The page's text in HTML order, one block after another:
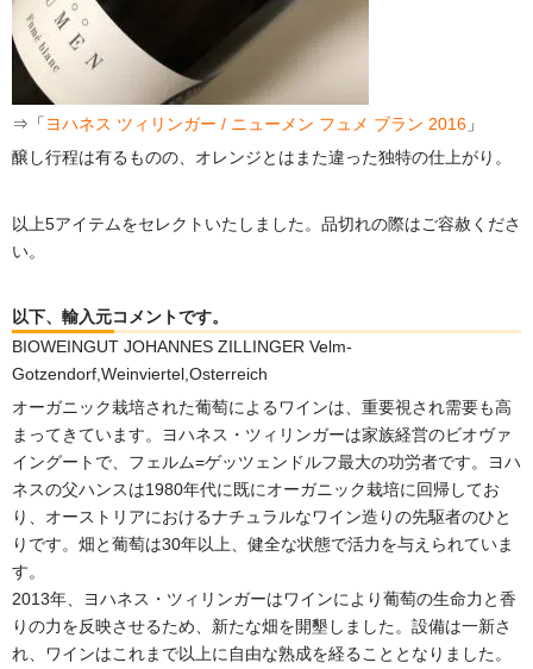
⇒「 ヨハネス ツィリンガー / ニューメン フュメ ブラン 2016 」
醸し行程は有るものの、オレンジとはまた違った独特の仕上がり。
以上5アイテムをセレクトいたしました。品切れの際はご容赦くださ
い。
以下、輸入元コメントです。
BIOWEINGUT JOHANNES ZILLINGER Velm-
Gotzendorf,Weinviertel,Osterreich
オーガニック栽培された葡萄によるワインは、重要視され需要も高
まってきています。ヨハネス・ツィリンガーは家族経営のビオヴァ
イングートで、フェルム=ゲッツェンドルフ最大の功労者です。ヨハ
ネスの父ハンスは1980年代に既にオーガニック栽培に回帰してお
り、オーストリアにおけるナチュラルなワイン造りの先駆者のひと
りです。畑と葡萄は30年以上、健全な状態で活力を与えられていま
す。
2013年、ヨハネス・ツィリンガーはワインにより葡萄の生命力と香
りの力を反映させるため、新たな畑を開墾しました。設備は一新さ
れ、ワインはこれまで以上に自由な熟成を経ることとなりました。